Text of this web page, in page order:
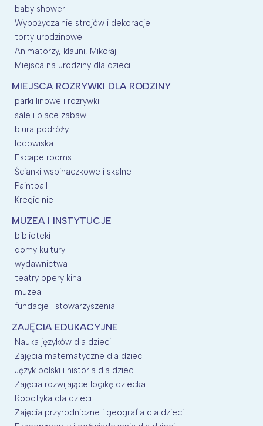
baby shower
Wypożyczalnie strojów i dekoracje
torty urodzinowe
Animatorzy, klauni, Mikołaj
Miejsca na urodziny dla dzieci
MIEJSCA ROZRYWKI DLA RODZINY
parki linowe i rozrywki
sale i place zabaw
biura podróży
lodowiska
Escape rooms
Ścianki wspinaczkowe i skalne
Paintball
Kregielnie
MUZEA I INSTYTUCJE
biblioteki
domy kultury
wydawnictwa
teatry opery kina
muzea
fundacje i stowarzyszenia
ZAJĘCIA EDUKACYJNE
Nauka języków dla dzieci
Zajęcia matematyczne dla dzieci
Język polski i historia dla dzieci
Zajęcia rozwijające logikę dziecka
Robotyka dla dzieci
Zajęcia przyrodniczne i geografia dla dzieci